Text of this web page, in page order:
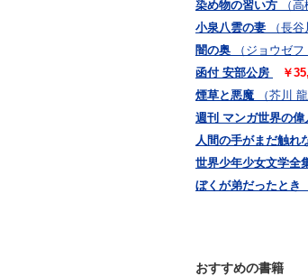
染め物の習い方
（
小泉八雲の妻
（長谷
闇の奥
（ジョウゼ
函付 安部公房
￥
煙草と悪魔
（芥川
週刊 マンガ世界の
人間の手がまだ触れ
世界少年少女文学全
ぼくが弟だったとき
おすすめの書籍